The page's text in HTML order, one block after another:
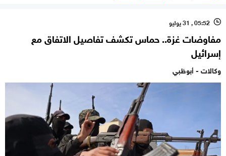
l 05:52 , 31 يوليو
مفاوضات غزة.. حماس تكشف تفاصيل الاتفاق مع
إسرائيل
وكالات - أبوظبي